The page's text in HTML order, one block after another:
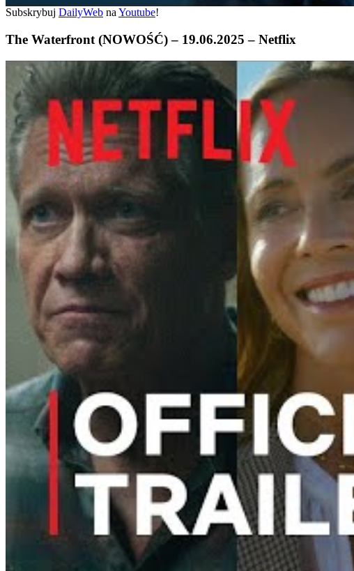
Subskrybuj DailyWeb na Youtube!
The Waterfront (NOWOŚĆ) – 19.06.2025 – Netflix